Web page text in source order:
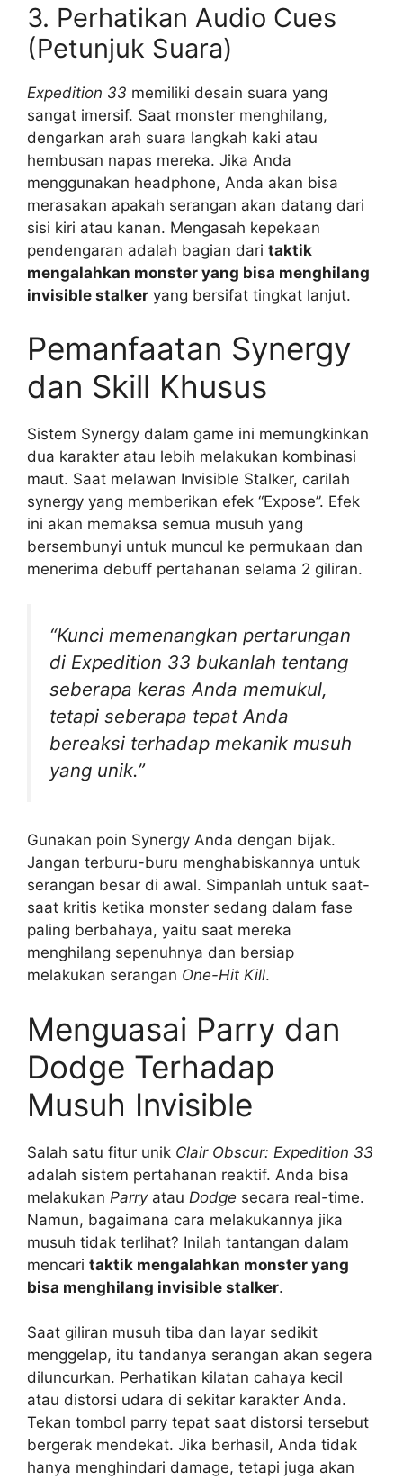
3. Perhatikan Audio Cues
(Petunjuk Suara)
Expedition 33 memiliki desain suara yang
sangat imersif. Saat monster menghilang,
dengarkan arah suara langkah kaki atau
hembusan napas mereka. Jika Anda
menggunakan headphone, Anda akan bisa
merasakan apakah serangan akan datang dari
sisi kiri atau kanan. Mengasah kepekaan
pendengaran adalah bagian dari taktik
mengalahkan monster yang bisa menghilang
invisible stalker yang bersifat tingkat lanjut.
Pemanfaatan Synergy
dan Skill Khusus
Sistem Synergy dalam game ini memungkinkan
dua karakter atau lebih melakukan kombinasi
maut. Saat melawan Invisible Stalker, carilah
synergy yang memberikan efek “Expose”. Efek
ini akan memaksa semua musuh yang
bersembunyi untuk muncul ke permukaan dan
menerima debuff pertahanan selama 2 giliran.
“Kunci memenangkan pertarungan
di Expedition 33 bukanlah tentang
seberapa keras Anda memukul,
tetapi seberapa tepat Anda
bereaksi terhadap mekanik musuh
yang unik.”
Gunakan poin Synergy Anda dengan bijak.
Jangan terburu-buru menghabiskannya untuk
serangan besar di awal. Simpanlah untuk saat-
saat kritis ketika monster sedang dalam fase
paling berbahaya, yaitu saat mereka
menghilang sepenuhnya dan bersiap
melakukan serangan One-Hit Kill.
Menguasai Parry dan
Dodge Terhadap
Musuh Invisible
Salah satu fitur unik Clair Obscur: Expedition 33
adalah sistem pertahanan reaktif. Anda bisa
melakukan Parryatau Dodge secara real-time.
Namun, bagaimana cara melakukannya jika
musuh tidak terlihat? Inilah tantangan dalam
mencari taktik mengalahkan monster yang
bisa menghilang invisible stalker.
Saat giliran musuh tiba dan layar sedikit
menggelap, itu tandanya serangan akan segera
diluncurkan. Perhatikan kilatan cahaya kecil
atau distorsi udara di sekitar karakter Anda.
Tekan tombol parry tepat saat distorsi tersebut
bergerak mendekat. Jika berhasil, Anda tidak
hanya menghindari damage, tetapi juga akan